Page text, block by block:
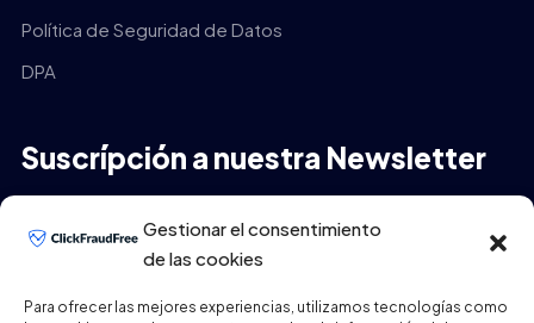
Gestionar el consentimiento
de las cookies
Para ofrecer las mejores experiencias, utilizamos tecnologías como
Política de Seguridad de Datos
DPA
Suscrípción a nuestra Newsletter